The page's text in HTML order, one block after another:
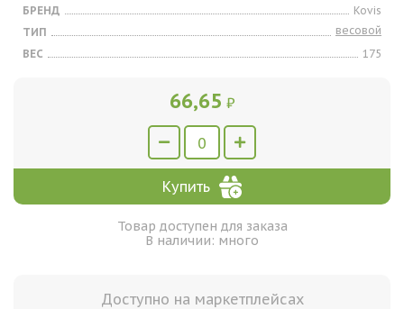
БРЕНД
Kovis
ТИП
весовой
ВЕС
175
66,65 ₽
Купить
Товар доступен для заказа
В наличии: много
Доступно на маркетплейсах